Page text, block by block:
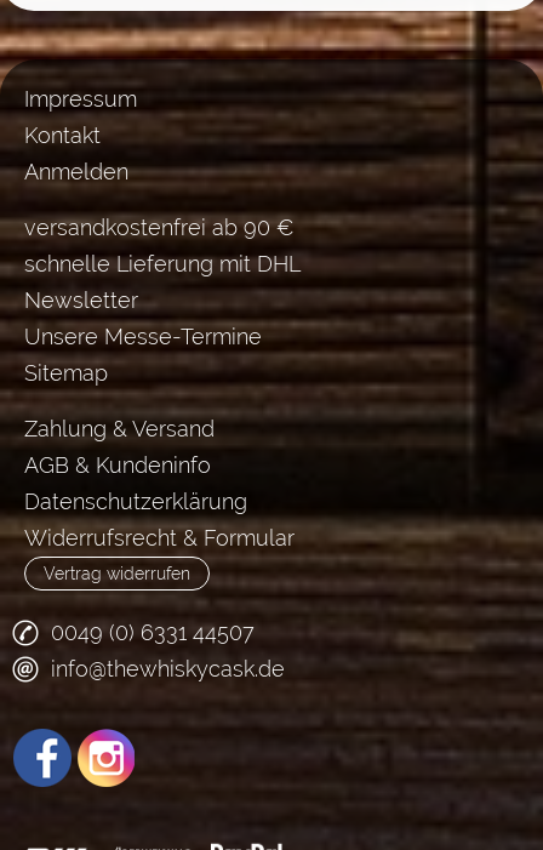
Impressum
Kontakt
Anmelden
versandkostenfrei ab 90 €
schnelle Lieferung mit DHL
Newsletter
Unsere Messe-Termine
Sitemap
Zahlung & Versand
AGB & Kundeninfo
Datenschutzerklärung
Widerrufsrecht & Formular
Vertrag widerrufen
0049 (0) 6331 44507
info@thewhiskycask.de